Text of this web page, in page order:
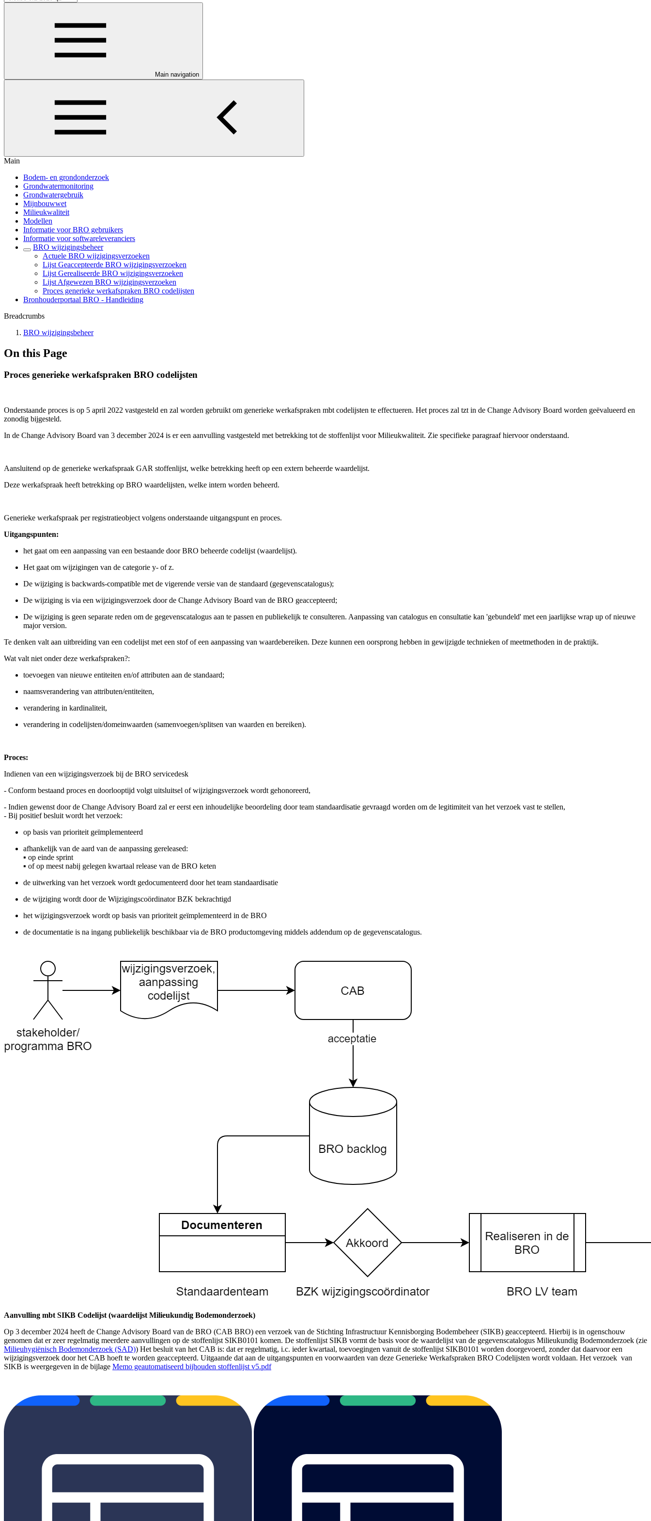
Main navigation
Main
Bodem- en grondonderzoek
Grondwatermonitoring
Grondwatergebruik
Mijnbouwwet
Milieukwaliteit
Modellen
Informatie voor BRO gebruikers
Informatie voor softwareleveranciers
BRO wijzigingsbeheer
Actuele BRO wijzigingsverzoeken
Lijst Geaccepteerde BRO wijzigingsverzoeken
Lijst Gerealiseerde BRO wijzigingsverzoeken
Lijst Afgewezen BRO wijzigingsverzoeken
Proces generieke werkafspraken BRO codelijsten
Bronhouderportaal BRO - Handleiding
Breadcrumbs
BRO wijzigingsbeheer
On this Page
Proces generieke werkafspraken BRO codelijsten
Onderstaande proces is op 5 april 2022 vastgesteld en zal worden gebruikt om generieke werkafspraken mbt codelijsten te effectueren. Het proces zal tzt in de Change Advisory Board worden geëvalueerd en
zonodig bijgesteld.
In de Change Advisory Board van 3 december 2024 is er een aanvulling vastgesteld met betrekking tot de stoffenlijst voor Milieukwaliteit. Zie specifieke paragraaf hiervoor onderstaand.
Aansluitend op de generieke werkafspraak GAR stoffenlijst, welke betrekking heeft op een extern beheerde waardelijst.
Deze werkafspraak heeft betrekking op BRO waardelijsten, welke intern worden beheerd.
Generieke werkafspraak per registratieobject volgens onderstaande uitgangspunt en proces.
Uitgangspunten:
het gaat om een aanpassing van een bestaande door BRO beheerde codelijst (waardelijst).
Het gaat om wijzigingen van de categorie y- of z.
De wijziging is backwards-compatible met de vigerende versie van de standaard (gegevenscatalogus);
De wijziging is via een wijzigingsverzoek door de Change Advisory Board van de BRO geaccepteerd;
De wijziging is geen separate reden om de gegevenscatalogus aan te passen en publiekelijk te consulteren. Aanpassing van catalogus en consultatie kan 'gebundeld' met een jaarlijkse wrap up of nieuwe
major version.
Te denken valt aan uitbreiding van een codelijst met een stof of een aanpassing van waardebereiken. Deze kunnen een oorsprong hebben in gewijzigde technieken of meetmethoden in de praktijk.
Wat valt niet onder deze werkafspraken?:
toevoegen van nieuwe entiteiten en/of attributen aan de standaard;
naamsverandering van attributen/entiteiten,
verandering in kardinaliteit,
verandering in codelijsten/domeinwaarden (samenvoegen/splitsen van waarden en bereiken).
Proces:
Indienen van een wijzigingsverzoek bij de BRO servicedesk
- Conform bestaand proces en doorlooptijd volgt uitsluitsel of wijzigingsverzoek wordt gehonoreerd,
- Indien gewenst door de Change Advisory Board zal er eerst een inhoudelijke beoordeling door team standaardisatie gevraagd worden om de legitimiteit van het verzoek vast te stellen,
- Bij positief besluit wordt het verzoek:
op basis van prioriteit geïmplementeerd
afhankelijk van de aard van de aanpassing gereleased:
▪ op einde sprint
▪ of op meest nabij gelegen kwartaal release van de BRO keten
de uitwerking van het verzoek wordt gedocumenteerd door het team standaardisatie
de wijziging wordt door de Wijzigingscoördinator BZK bekrachtigd
het wijzigingsverzoek wordt op basis van prioriteit geïmplementeerd in de BRO
de documentatie is na ingang publiekelijk beschikbaar via de BRO productomgeving middels addendum op de gegevenscatalogus.
Aanvulling mbt SIKB Codelijst (waardelijst Milieukundig Bodemonderzoek)
Op 3 december 2024 heeft de Change Advisory Board van de BRO (CAB BRO) een verzoek van de Stichting Infrastructuur Kennisborging Bodembeheer (SIKB) geaccepteerd. Hierbij is in ogenschouw
genomen dat er zeer regelmatig meerdere aanvullingen op de stoffenlijst SIKB0101 komen. De stoffenlijst SIKB vormt de basis voor de waardelijst van de gegevenscatalogus Milieukundig Bodemonderzoek (zie
Milieuhygiënisch Bodemonderzoek (SAD)) Het besluit van het CAB is: dat er regelmatig, i.c. ieder kwartaal, toevoegingen vanuit de stoffenlijst SIKB0101 worden doorgevoerd, zonder dat daarvoor een
wijzigingsverzoek door het CAB hoeft te worden geaccepteerd. Uitgaande dat aan de uitgangspunten en voorwaarden van deze Generieke Werkafspraken BRO Codelijsten wordt voldaan. Het verzoek van
SIKB is weergegeven in de bijlage Memo geautomatiseerd bijhouden stoffenlijst v5.pdf